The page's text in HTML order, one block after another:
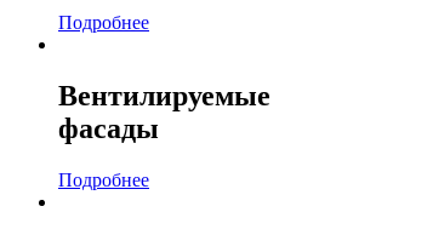
Подробнее
Вентилируемые
фасады
Подробнее